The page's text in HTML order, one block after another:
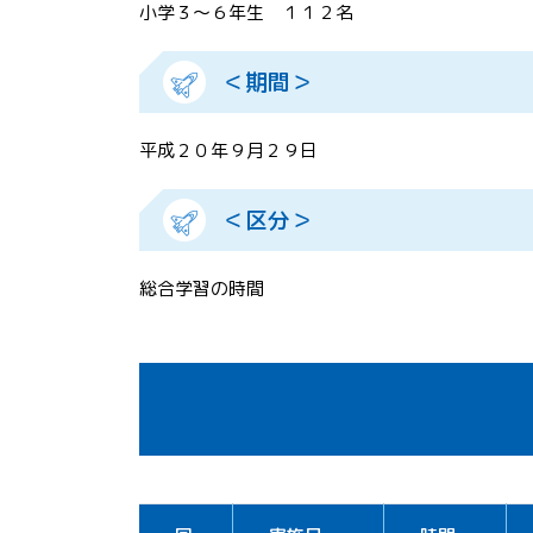
小学３～６年生 １１２名
＜期間＞
平成２０年９月２９日
＜区分＞
総合学習の時間